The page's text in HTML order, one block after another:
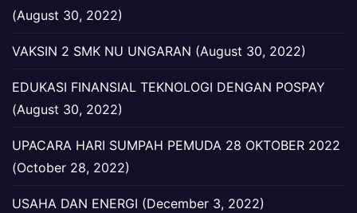
(August 30, 2022)
VAKSIN 2 SMK NU UNGARAN (August 30, 2022)
EDUKASI FINANSIAL TEKNOLOGI DENGAN POSPAY
(August 30, 2022)
UPACARA HARI SUMPAH PEMUDA 28 OKTOBER 2022
(October 28, 2022)
USAHA DAN ENERGI (December 3, 2022)